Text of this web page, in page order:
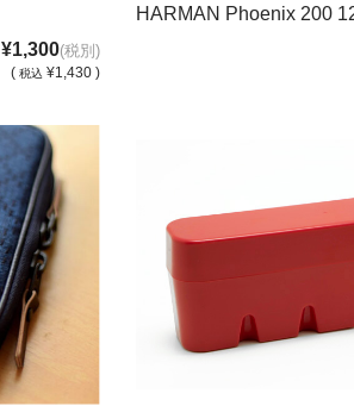
¥1,300(税別)
( 税込 ¥1,430 )
HARMAN Phoenix 200